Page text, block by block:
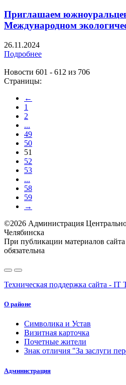
Приглашаем
Международном
26.11.2024
Подробнее
Новости 601 - 612 из 706
Страницы:
←
1
2
...
49
50
51
52
53
...
58
59
→
©2026 Администрация
Челябинска
При публикации материалов
обязательна
Техническая поддержка сайта - IT
О районе
Символика и Устав
Визитная карточка
Почетные жители
Знак отличия "За заслуги
Администрация